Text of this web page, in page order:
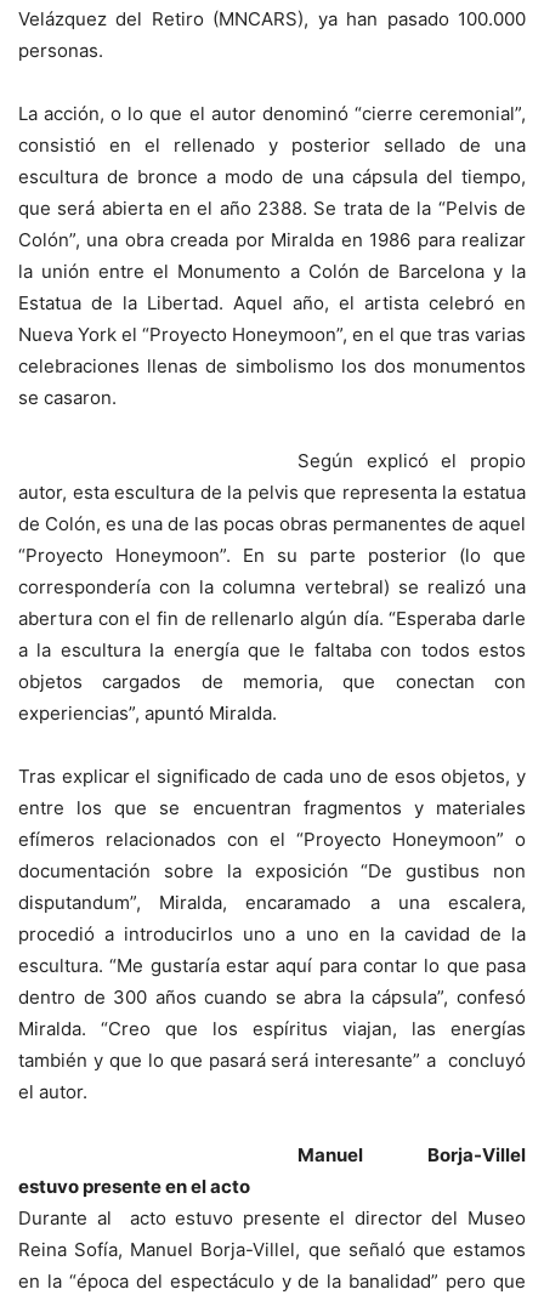
Velázquez del Retiro (MNCARS), ya han pasado 100.000
personas.
La acción, o lo que el autor denominó “cierre ceremonial”,
consistió en el rellenado y posterior sellado de una
escultura de bronce a modo de una cápsula del tiempo,
que será abierta en el año 2388. Se trata de la “Pelvis de
Colón”, una obra creada por Miralda en 1986 para realizar
la unión entre el Monumento a Colón de Barcelona y la
Estatua de la Libertad. Aquel año, el artista celebró en
Nueva York el “Proyecto Honeymoon”, en el que tras varias
celebraciones llenas de simbolismo los dos monumentos
se casaron.
Según explicó el propio
autor, esta escultura de la pelvis que representa la estatua
de Colón, es una de las pocas obras permanentes de aquel
“Proyecto Honeymoon”. En su parte posterior (lo que
correspondería con la columna vertebral) se realizó una
abertura con el fin de rellenarlo algún día. “Esperaba darle
a la escultura la energía que le faltaba con todos estos
objetos cargados de memoria, que conectan con
experiencias”, apuntó Miralda.
Tras explicar el significado de cada uno de esos objetos, y
entre los que se encuentran fragmentos y materiales
efímeros relacionados con el “Proyecto Honeymoon” o
documentación sobre la exposición “De gustibus non
disputandum”, Miralda, encaramado a una escalera,
procedió a introducirlos uno a uno en la cavidad de la
escultura. “Me gustaría estar aquí para contar lo que pasa
dentro de 300 años cuando se abra la cápsula”, confesó
Miralda. “Creo que los espíritus viajan, las energías
también y que lo que pasará será interesante” a concluyó
el autor.
Manuel Borja-Villel
estuvo presente en el acto
Durante al acto estuvo presente el director del Museo
Reina Sofía, Manuel Borja-Villel, que señaló que estamos
en la “época del espectáculo y de la banalidad” pero que